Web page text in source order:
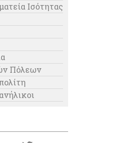
Ισότητας
Πόλεων